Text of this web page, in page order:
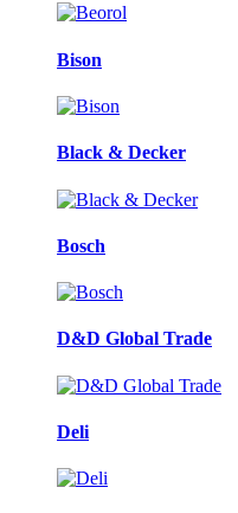
Bison
Black & Decker
Bosch
D&D Global Trade
Deli